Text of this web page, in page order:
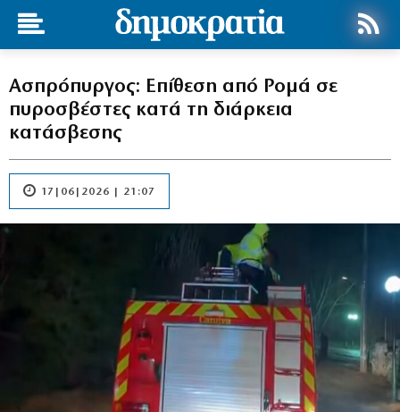
Ασπρόπυργος: Επίθεση από Ρομά σε
πυροσβέστες κατά τη διάρκεια
κατάσβεσης
17|06|2026 | 21:07